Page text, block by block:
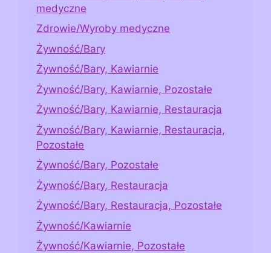
medyczne
Zdrowie/Wyroby medyczne
Żywność/Bary
Żywność/Bary, Kawiarnie
Żywność/Bary, Kawiarnie, Pozostałe
Żywność/Bary, Kawiarnie, Restauracja
Żywność/Bary, Kawiarnie, Restauracja,
Pozostałe
Żywność/Bary, Pozostałe
Żywność/Bary, Restauracja
Żywność/Bary, Restauracja, Pozostałe
Żywność/Kawiarnie
Żywność/Kawiarnie, Pozostałe